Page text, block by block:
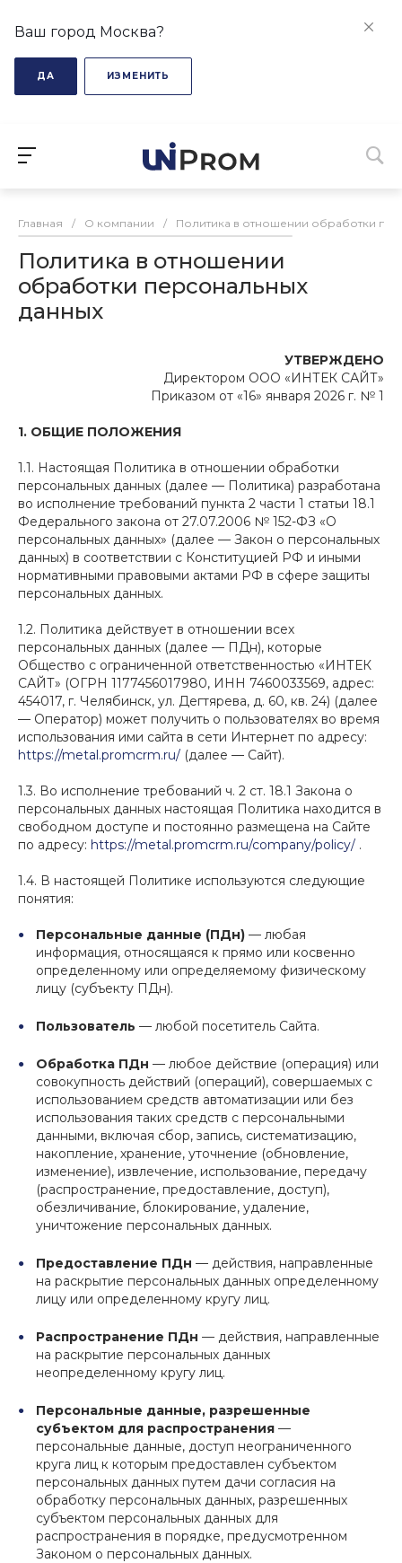
Ваш город Москва?
ДА ИЗМЕНИТЬ
Главная / О компании / Политика в отношении обработки
Политика в отношении
обработки персональных
данных
УТВЕРЖДЕНО
Директором ООО «ИНТЕК САЙТ»
Приказом от «16» января 2026 г. № 1
1. ОБЩИЕ ПОЛОЖЕНИЯ
1.1. Настоящая Политика в отношении обработки
персональных данных (далее — Политика) разработана
во исполнение требований пункта 2 части 1 статьи 18.1
Федерального закона от 27.07.2006 № 152-ФЗ «О
персональных данных» (далее — Закон о персональных
данных) в соответствии с Конституцией РФ и иными
нормативными правовыми актами РФ в сфере защиты
персональных данных.
1.2. Политика действует в отношении всех
персональных данных (далее — ПДн), которые
Общество с ограниченной ответственностью «ИНТЕК
САЙТ» (ОГРН 1177456017980, ИНН 7460033569, адрес:
454017, г. Челябинск, ул. Дегтярева, д. 60, кв. 24) (далее
— Оператор) может получить о пользователях во время
использования ими сайта в сети Интернет по адресу:
https://metal.promcrm.ru/ (далее — Сайт).
1.3. Во исполнение требований ч. 2 ст. 18.1 Закона о
персональных данных настоящая Политика находится в
свободном доступе и постоянно размещена на Сайте
по адресу: https://metal.promcrm.ru/company/policy/ .
1.4. В настоящей Политике используются следующие
понятия:
Персональные данные (ПДн) — любая
информация, относящаяся к прямо или косвенно
определенному или определяемому физическому
лицу (субъекту ПДн).
Пользователь — любой посетитель Сайта.
Обработка ПДн — любое действие (операция) или
совокупность действий (операций), совершаемых с
использованием средств автоматизации или без
использования таких средств с персональными
данными, включая сбор, запись, систематизацию,
накопление, хранение, уточнение (обновление,
изменение), извлечение, использование, передачу
(распространение, предоставление, доступ),
обезличивание, блокирование, удаление,
уничтожение персональных данных.
Предоставление ПДн — действия, направленные
на раскрытие персональных данных определенному
лицу или определенному кругу лиц.
Распространение ПДн — действия, направленные
на раскрытие персональных данных
неопределенному кругу лиц.
Персональные данные, разрешенные
субъектом для распространения —
персональные данные, доступ неограниченного
круга лиц к которым предоставлен субъектом
персональных данных путем дачи согласия на
обработку персональных данных, разрешенных
субъектом персональных данных для
распространения в порядке, предусмотренном
Законом о персональных данных.